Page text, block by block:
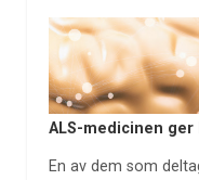
ALS-medicinen
En av dem som